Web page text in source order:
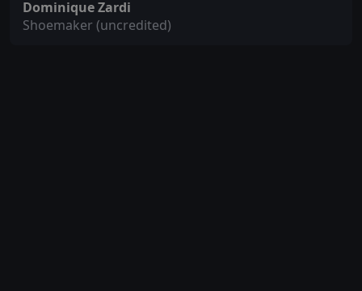
Dominique Zardi
Shoemaker (uncredited)